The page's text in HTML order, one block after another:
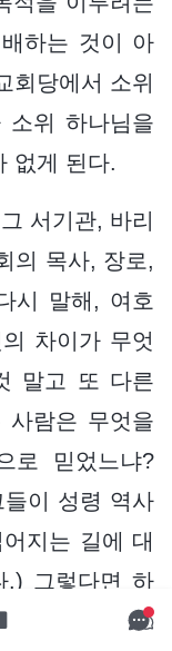
하는 것이 아
회당에서 소위
소위 하나님을
없게 된다.
서기관, 바리
의 목사, 장로,
시 말해, 여호
차이가 무엇
말고 또 다른
사람은 무엇을
로 믿었느냐?
이 성령 역사
지는 길에 대
.) 그렇다면 하
는 걸 그들이